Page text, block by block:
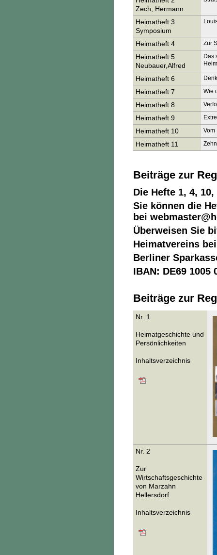
Zech, Hermann
Heimatheft 3
Symposium
Heimatheft 4 Zur
Heimatheft 5
Neubauer,Alfred
Das
Heimatheft 6
Heimatheft 7 Wie
Heimatheft 8
Heimatheft 9
Heimatheft 10 Vom
Heimatheft 11
Beiträge zur
Die Hefte 1, 4,
Sie können die
bei
Überweisen Sie
Heimatvereins
Berliner
IBAN: DE69 1005
Beiträge zur
Nr. 1
Heimatgeschichte und
Persönlichkeiten
Inhaltsverzeichnis
Nr. 2
Zur
Wirtschaftsgeschichte
von Marzahn
Hellersdorf
Inhaltsverzeichnis